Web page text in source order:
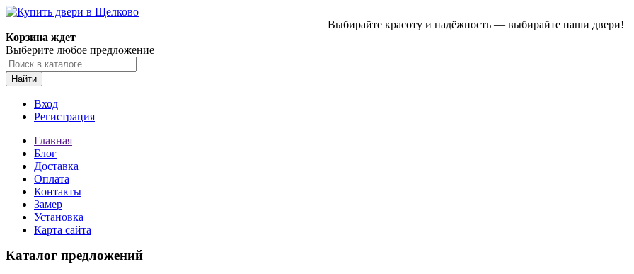
Выбирайте красоту и надёжность — выбирайте наши двери!
Корзина ждет
Выберите любое предложение
Найти
Вход
Регистрация
Главная
Блог
Доставка
Оплата
Контакты
Замер
Установка
Карта сайта
Каталог предложений